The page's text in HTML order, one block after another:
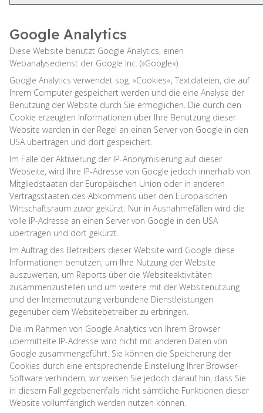
Google Analytics
Diese Website benutzt Google Analytics, einen
Webanalysedienst der Google Inc. (»Google«).
Google Analytics verwendet sog. »Cookies«, Textdateien, die auf
Ihrem Computer gespeichert werden und die eine Analyse der
Benutzung der Website durch Sie ermöglichen. Die durch den
Cookie erzeugten Informationen über Ihre Benutzung dieser
Website werden in der Regel an einen Server von Google in den
USA übertragen und dort gespeichert.
Im Falle der Aktivierung der IP-Anonymisierung auf dieser
Webseite, wird Ihre IP-Adresse von Google jedoch innerhalb von
Mitgliedstaaten der Europäischen Union oder in anderen
Vertragsstaaten des Abkommens über den Europäischen
Wirtschaftsraum zuvor gekürzt. Nur in Ausnahmefällen wird die
volle IP-Adresse an einen Server von Google in den USA
übertragen und dort gekürzt.
Im Auftrag des Betreibers dieser Website wird Google diese
Informationen benutzen, um Ihre Nutzung der Website
auszuwerten, um Reports über die Websiteaktivitäten
zusammenzustellen und um weitere mit der Websitenutzung
und der Internetnutzung verbundene Dienstleistungen
gegenüber dem Websitebetreiber zu erbringen.
Die im Rahmen von Google Analytics von Ihrem Browser
übermittelte IP-Adresse wird nicht mit anderen Daten von
Google zusammengeführt. Sie können die Speicherung der
Cookies durch eine entsprechende Einstellung Ihrer Browser-
Software verhindern; wir weisen Sie jedoch darauf hin, dass Sie
in diesem Fall gegebenenfalls nicht sämtliche Funktionen dieser
Website vollumfänglich werden nutzen können.